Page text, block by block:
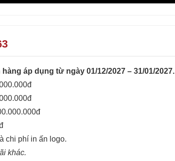
áp dụng từ ngày 01/12/2027 – 31/01/2027.
chi phí in ấn logo.
khác.